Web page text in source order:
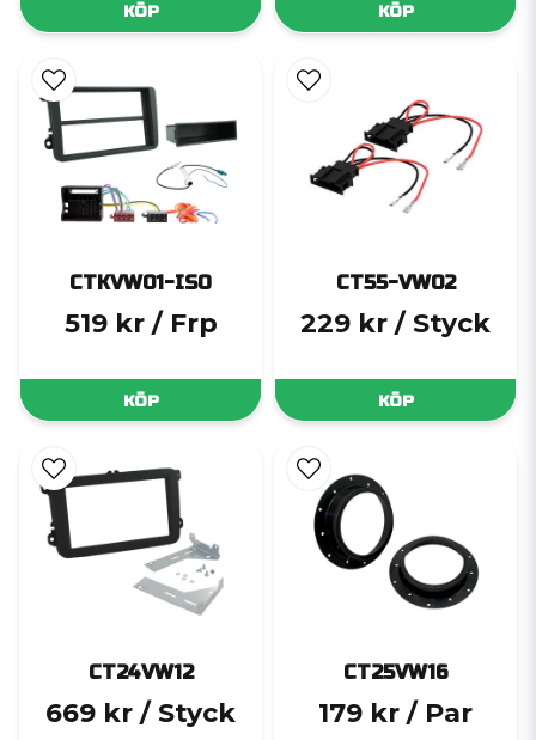
KÖP KÖP
CTKVW01-ISO
519 kr / Frp
KÖP
CT55-VW02
229 kr / Styck
KÖP
CT24VW12
669 kr / Styck
CT25VW16
179 kr / Par